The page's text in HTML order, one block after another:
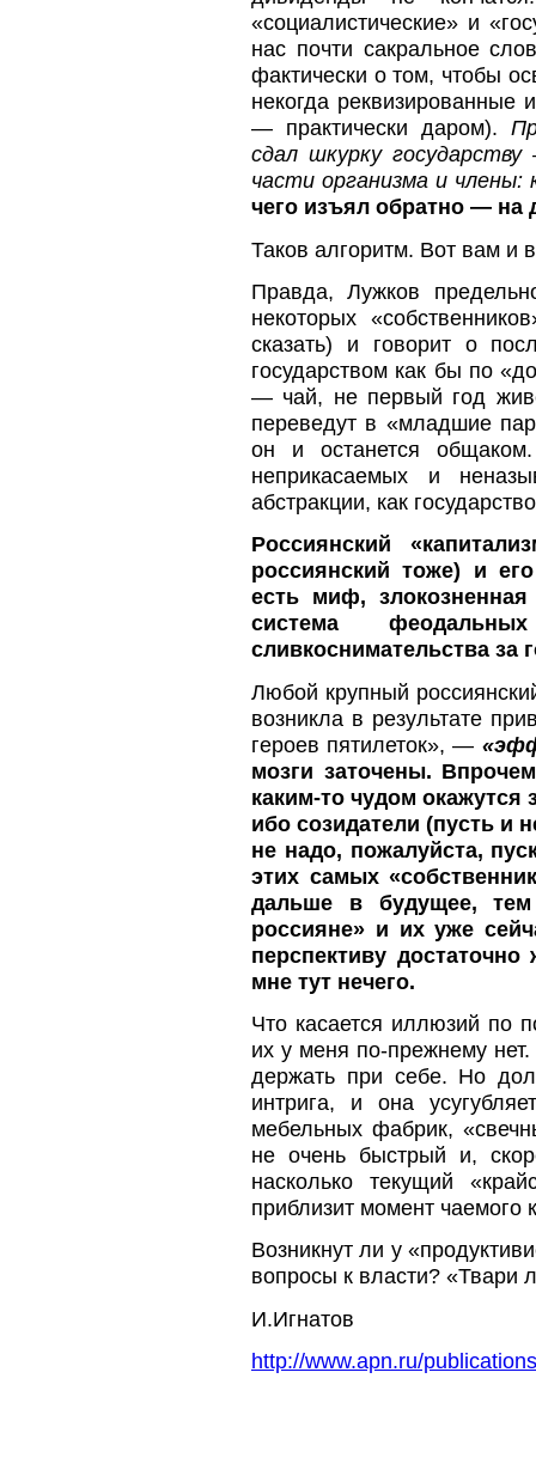
«социалистические» и
нас почти сакральное
фактически о том, чтобы
некогда реквизированные
— практически даром).
сдал шкурку
части организма и
чего изъял обратно — на
Таков алгоритм. Вот вам и
Правда, Лужков
некоторых
сказать) и говорит о
государством как бы по
— чай, не первый год
переведут в «младшие
он и останется
неприкасаемых и
абстракции, как
Россиянский
россиянский тоже) и
есть миф,
система
сливкоснимательства за
Любой крупный
возникла в результате
героев пятилеток», —
мозги заточены.
каким-то чудом окажутся
ибо созидатели (пусть и
не надо, пожалуйста,
этих самых
дальше в будущее, тем
россияне» и их уже
перспективу
мне тут нечего.
Что касается иллюзий по
их у меня по-прежнему
держать при себе. Но
интрига, и она
мебельных фабрик,
не очень быстрый и,
насколько текущий
приблизит момент чаемого
Возникнут ли у
вопросы к власти? «Твари
И.Игнатов
http://www.apn.ru/